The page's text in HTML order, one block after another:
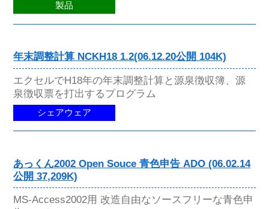
製品
年末調整計算 NCKH18 1.2(06.12.20公開 104K)
エクセルでH18年の年末調整計算と源泉徴収簿、源
泉徴収票を打出するプログラム
シェアウェア
あっくん2002 Open Souce 青色申告 ADO (06.02.14
公開 37,209K)
MS-Access2002用 改造自由なソースフリーな青色申